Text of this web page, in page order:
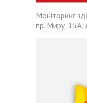
Моніторинг
пр. Миру, 15А,